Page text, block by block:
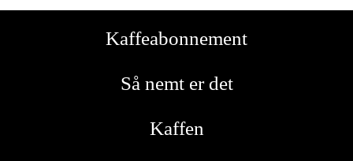
Kaffeabonnement
Så nemt er det
Kaffen